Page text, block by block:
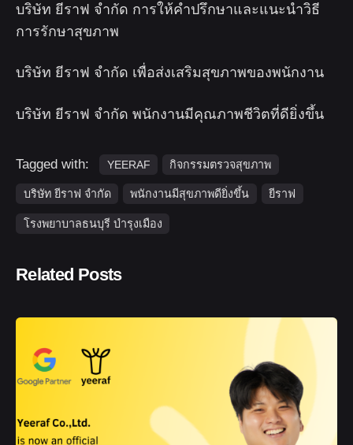
บริษัท ยีราฟ จำกัด การให้คำปรึกษาและแนะนำวิธี
การรักษาสุขภาพ
บริษัท ยีราฟ จำกัด เพื่อส่งเสริมสุขภาพของพนักงาน
บริษัท ยีราฟ จำกัด พนักงานมีคุณภาพชีวิตที่ดียิ่งขึ้น
Tagged with: YEERAF กิจกรรมตรวจสุขภาพ
บริษัท ยีราฟ จำกัด พนักงานมีสุขภาพดียิ่งขึ้น ยีราฟ
โรงพยาบาลธนบุรี บำรุงเมือง
Related Posts